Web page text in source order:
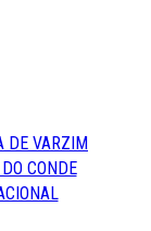
DE VARZIM
CONDE